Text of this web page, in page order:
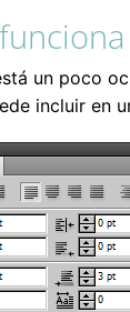
un poco
incluir en